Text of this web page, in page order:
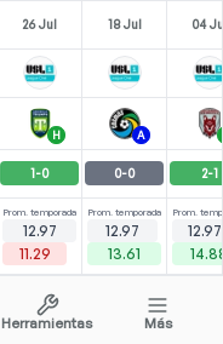
26 Jul 18 Jul 04
H A
1-0 0-0 2-1
Prom. temporada
12.97
11.29
Prom. temporada
12.97
13.61
Prom.
12.97
0
LM-89' '
Herramientas Más